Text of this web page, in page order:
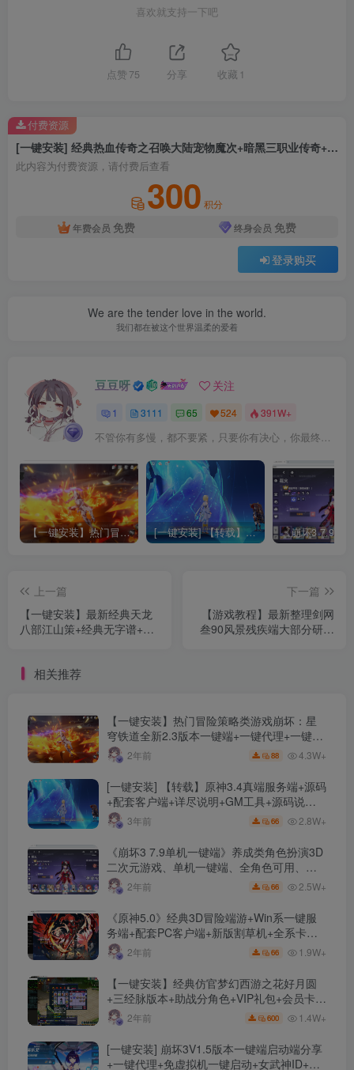
喜欢就支持一下吧
点赞 75 分享 收藏 1
[一键安装] 经典热血传奇之召唤大陆宠物魔次+暗黑三职业传奇+宠物孵化+剧情任务+超多大陆+龙魂觉醒
此内容为付费资源，请付费后查看
300 积分
年费会员 免费 终身会员 免费
登录购买
付费资源
We are the tender love in the world.
我们都在被这个世界温柔的爱着
豆豆呀 关注
1 3111 65 524 391W+
不管你有多慢，都不要紧，只要你有决心，你最终都会到达想去的地方
【一键安装】热门冒险策略类游戏崩坏：星穹铁道全新2.3版本一键端+一键代理+一键启动+免虚拟机 [一键安装] 【转载】原神3.4真端服务端+源码+配套客户端+详尽说明+GM工具+源码说明文件
上一篇
【一键安装】最新经典天龙
八部江山策+经典无字谱+星
语音安装教程
下一篇
【游戏教程】最新整理剑网
叁90风景残疾端大部分研究
相关推荐
【一键安装】热门冒险策略类游戏崩坏：星
穹铁道全新2.3版本一键端+一键代理+一键启
动+免虚拟机
2年前 88 4.3W+
[一键安装] 【转载】原神3.4真端服务端+源码
+配套客户端+详尽说明+GM工具+源码说明
文件3年前 66 2.8W+
《崩坏3 7.9单机一键端》养成类角色扮演3D
二次元游戏、单机一键端、全角色可用、无
限资源、附带保姆级安装教程
2年前 66 2.5W+
《原神5.0》经典3D冒险端游+Win系一键服
务端+配套PC客户端+新版割草机+全系卡池
文件2年前 66 1.9W+
【一键安装】经典仿官梦幻西游之花好月圆
+三经脉版本+助战分角色+VIP礼包+会员卡
+剧情活动+视频搭建及其他修改资料
2年前 600 1.4W+
[一键安装] 崩坏3V1.5版本一键端启动端分享
+一键代理+免虚拟机一键启动+女武神ID+详